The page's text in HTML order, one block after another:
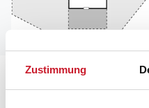
Zustimmung